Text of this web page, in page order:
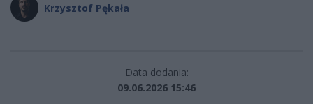
Krzysztof Pękała
Data dodania:
09.06.2026 15:46